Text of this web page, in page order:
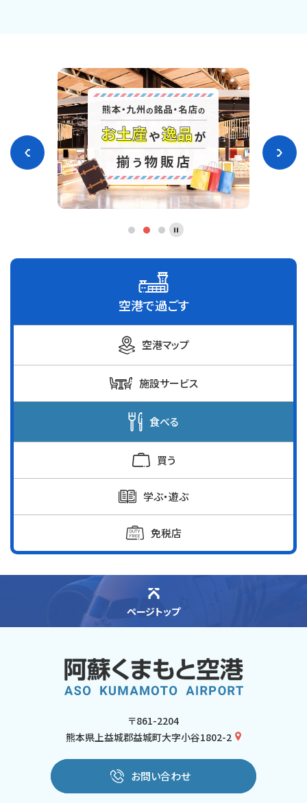
空港で過ごす
空港マップ
施設サービス
食べる
買う
学ぶ・遊ぶ
免税店
ページトップ
〒861-2204
熊本県上益城郡益城町大字小谷1802-2
お問い合わせ